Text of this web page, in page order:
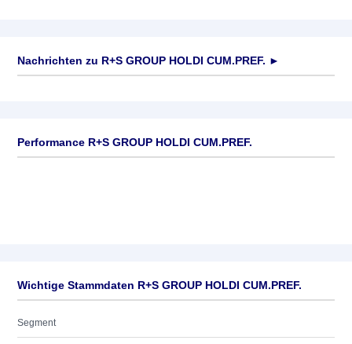
Nachrichten zu R+S GROUP HOLDI CUM.PREF. ►
Performance R+S GROUP HOLDI CUM.PREF.
Wichtige Stammdaten R+S GROUP HOLDI CUM.PREF.
Segment